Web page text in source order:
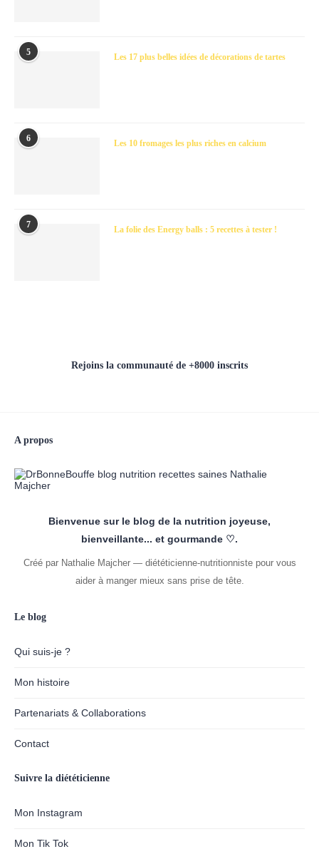
5 Les 17 plus belles idées de décorations de tartes
6 Les 10 fromages les plus riches en calcium
7 La folie des Energy balls : 5 recettes à tester !
Rejoins la communauté de +8000 inscrits
A propos
Bienvenue sur le blog de la nutrition joyeuse,
bienveillante... et gourmande ♡.
Créé par Nathalie Majcher — diététicienne-nutritionniste pour vous
aider à manger mieux sans prise de tête.
Le blog
Qui suis-je ?
Mon histoire
Partenariats & Collaborations
Contact
Suivre la diététicienne
Mon Instagram
Mon Tik Tok